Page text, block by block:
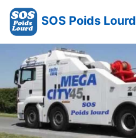
SOS Poids Lourd